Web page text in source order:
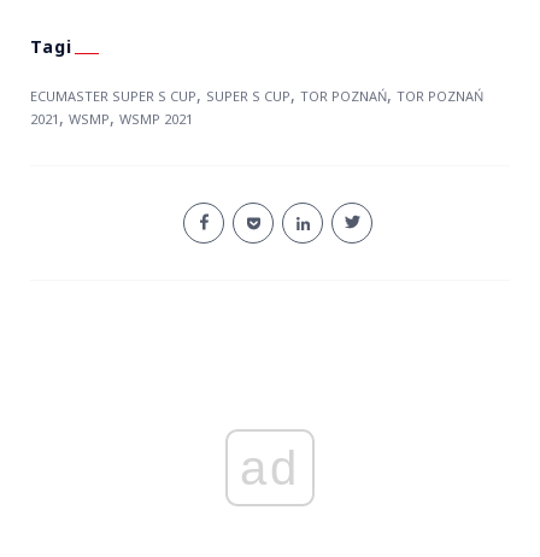
ECUMASTER SUPER S CUP, SUPER S CUP, TOR POZNAŃ, TOR POZNAŃ
2021 , WSMP, WSMP 2021
ad